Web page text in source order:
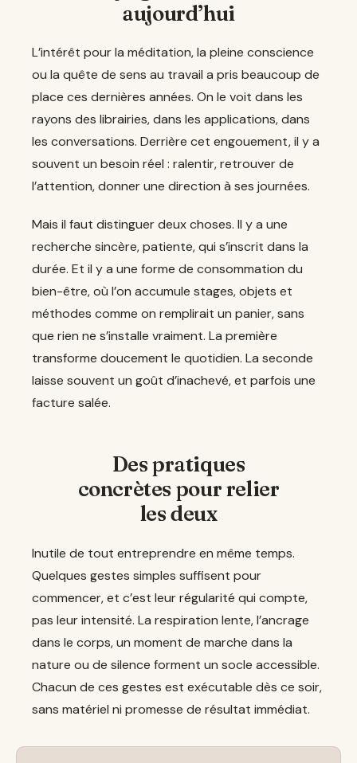
aujourd’hui
L’intérêt pour la méditation, la pleine conscience
ou la quête de sens au travail a pris beaucoup de
place ces dernières années. On le voit dans les
rayons des librairies, dans les applications, dans
les conversations. Derrière cet engouement, il y a
souvent un besoin réel : ralentir, retrouver de
l’attention, donner une direction à ses journées.
Mais il faut distinguer deux choses. Il y a une
recherche sincère, patiente, qui s’inscrit dans la
durée. Et il y a une forme de consommation du
bien-être, où l’on accumule stages, objets et
méthodes comme on remplirait un panier, sans
que rien ne s’installe vraiment. La première
transforme doucement le quotidien. La seconde
laisse souvent un goût d’inachevé, et parfois une
facture salée.
Des pratiques
concrètes pour relier
les deux
Inutile de tout entreprendre en même temps.
Quelques gestes simples suffisent pour
commencer, et c’est leur régularité qui compte,
pas leur intensité. La respiration lente, l’ancrage
dans le corps, un moment de marche dans la
nature ou de silence forment un socle accessible.
Chacun de ces gestes est exécutable dès ce soir,
sans matériel ni promesse de résultat immédiat.